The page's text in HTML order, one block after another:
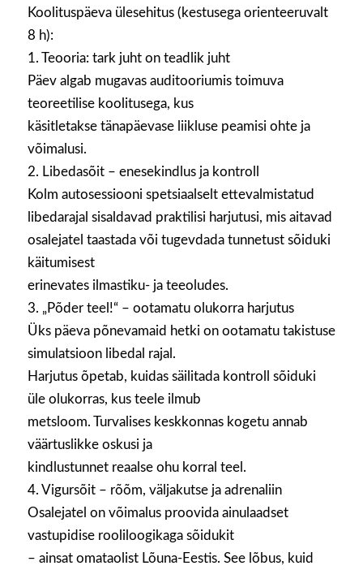
Koolituspäeva ülesehitus (kestusega orienteeruvalt
8 h):
1. Teooria: tark juht on teadlik juht
Päev algab mugavas auditooriumis toimuva
teoreetilise koolitusega, kus
käsitletakse tänapäevase liikluse peamisi ohte ja
võimalusi.
2. Libedasõit – enesekindlus ja kontroll
Kolm autosessiooni spetsiaalselt ettevalmistatud
libedarajal sisaldavad praktilisi harjutusi, mis aitavad
osalejatel taastada või tugevdada tunnetust sõiduki
käitumisest
erinevates ilmastiku- ja teeoludes.
3. „Põder teel!“ – ootamatu olukorra harjutus
Üks päeva põnevamaid hetki on ootamatu takistuse
simulatsioon libedal rajal.
Harjutus õpetab, kuidas säilitada kontroll sõiduki
üle olukorras, kus teele ilmub
metsloom. Turvalises keskkonnas kogetu annab
väärtuslikke oskusi ja
kindlustunnet reaalse ohu korral teel.
4. Vigursõit – rõõm, väljakutse ja adrenaliin
Osalejatel on võimalus proovida ainulaadset
vastupidise rooliloogikaga sõidukit
– ainsat omataolist Lõuna-Eestis. See lõbus, kuid